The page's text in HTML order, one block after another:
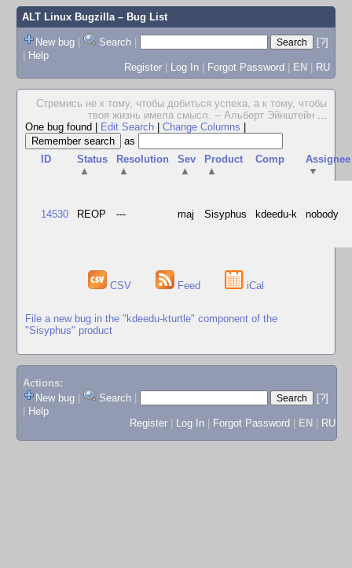
ALT Linux Bugzilla– Bug List
New bug | Search |
[?]
| Help
Register | Log In | Forgot Password | EN | RU
Стремись не к тому, чтобы добиться успеха, а к тому, чтобы
твоя жизнь имела смысл. -- Альберт Эйнштейн ...
One bug found
Edit Search Change Columns
as
ID
Status
▲
Resolution
▲
Sev
▲
Product
▲
Comp
Assignee
▼
14530 REOP --- maj Sisyphus kdeedu-k nobody
CSV Feed iCal
File a new bug in the "kdeedu-kturtle" component of the
"Sisyphus" product
Actions:
New bug
Search
[?]
Help
Register
Log In Forgot Password EN RU